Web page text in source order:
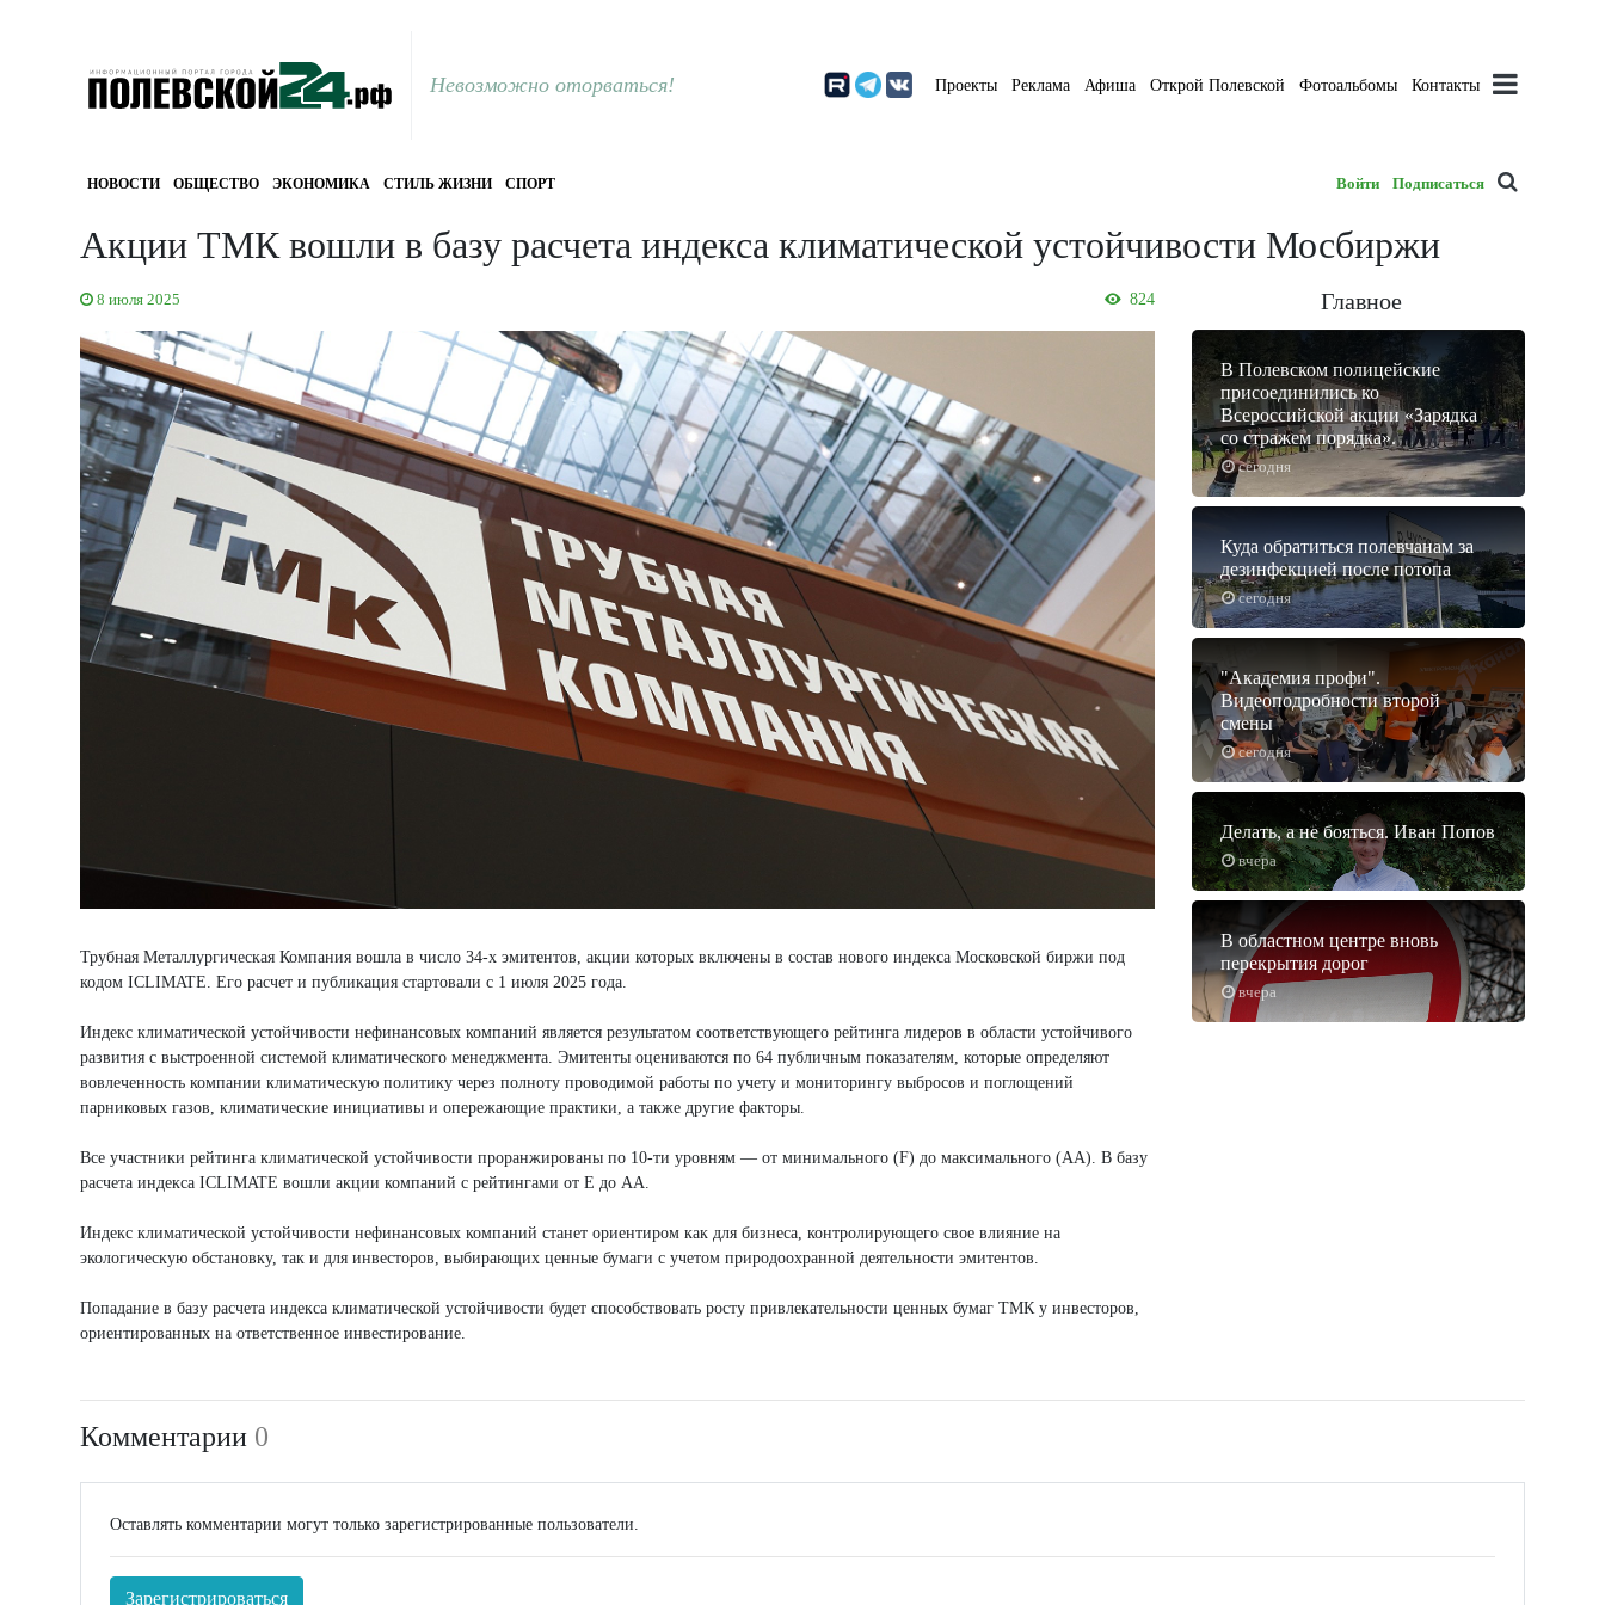
Невозможно оторваться! Проекты Реклама Афиша Открой Полевской Фотоальбомы Контакты
НОВОСТИ ОБЩЕСТВО ЭКОНОМИКА СТИЛЬ ЖИЗНИ СПОРТ Войти Подписаться
Акции ТМК вошли в базу расчета индекса климатической устойчивости Мосбиржи
8 июля 2025 824
Трубная Металлургическая Компания вошла в число 34-х эмитентов, акции которых включены в состав нового индекса Московской биржи под
кодом ICLIMATE. Его расчет и публикация стартовали с 1 июля 2025 года.
Индекс климатической устойчивости нефинансовых компаний является результатом соответствующего рейтинга лидеров в области устойчивого
развития с выстроенной системой климатического менеджмента. Эмитенты оцениваются по 64 публичным показателям, которые определяют
вовлеченность компании климатическую политику через полноту проводимой работы по учету и мониторингу выбросов и поглощений
парниковых газов, климатические инициативы и опережающие практики, а также другие факторы.
Все участники рейтинга климатической устойчивости проранжированы по 10-ти уровням — от минимального (F) до максимального (AA). В базу
расчета индекса ICLIMATE вошли акции компаний с рейтингами от E до AА.
Индекс климатической устойчивости нефинансовых компаний станет ориентиром как для бизнеса, контролирующего свое влияние на
экологическую обстановку, так и для инвесторов, выбирающих ценные бумаги с учетом природоохранной деятельности эмитентов.
Попадание в базу расчета индекса климатической устойчивости будет способствовать росту привлекательности ценных бумаг ТМК у инвесторов,
ориентированных на ответственное инвестирование.
Главное
сегодня
В Полевском полицейские
присоединились ко
Всероссийской акции «Зарядка
со стражем порядка».
сегодня
Куда обратиться полевчанам за
дезинфекцией после потопа
сегодня
"Академия профи".
Видеоподробности второй
смены
вчера
Делать, а не бояться. Иван Попов
вчера
В областном центре вновь
перекрытия дорог
Комментарии 0
Оставлять комментарии могут только зарегистрированные пользователи.
Зарегистрироваться